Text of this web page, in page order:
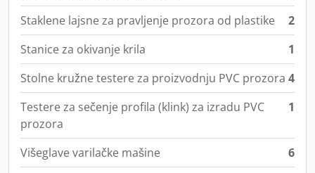
Staklene lajsne za pravljenje prozora od plastike
2
Stanice za okivanje krila
1
Stolne kružne testere za proizvodnju PVC prozora 4
Testere za sečenje profila (klink) za izradu PVC
prozora
1
Višeglave varilačke mašine
6